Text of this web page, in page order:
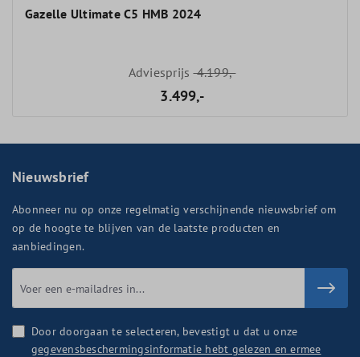
Gazelle Ultimate C5 HMB 2024
Adviesprijs4.199,-
3.499,-
Nieuwsbrief
Abonneer nu op onze regelmatig verschijnende nieuwsbrief om
op de hoogte te blijven van de laatste producten en
aanbiedingen.
Door doorgaan te selecteren, bevestigt u dat u onze
gegevensbeschermingsinformatie hebt gelezen en ermee